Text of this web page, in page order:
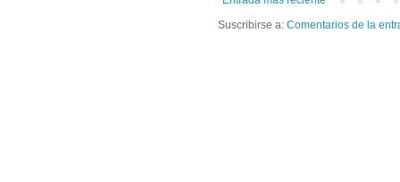
Suscribirse a: Comentarios de la